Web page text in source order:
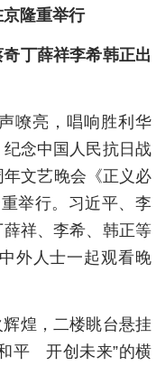
隆重举行
丁薛祥李希韩正出
嘹亮，唱响胜利华
念中国人民抗日战
文艺晚会《正义必
举行。习近平、李
祥、李希、韩正等
外人士一起观看晚
煌，二楼眺台悬挂
平 开创未来”的横